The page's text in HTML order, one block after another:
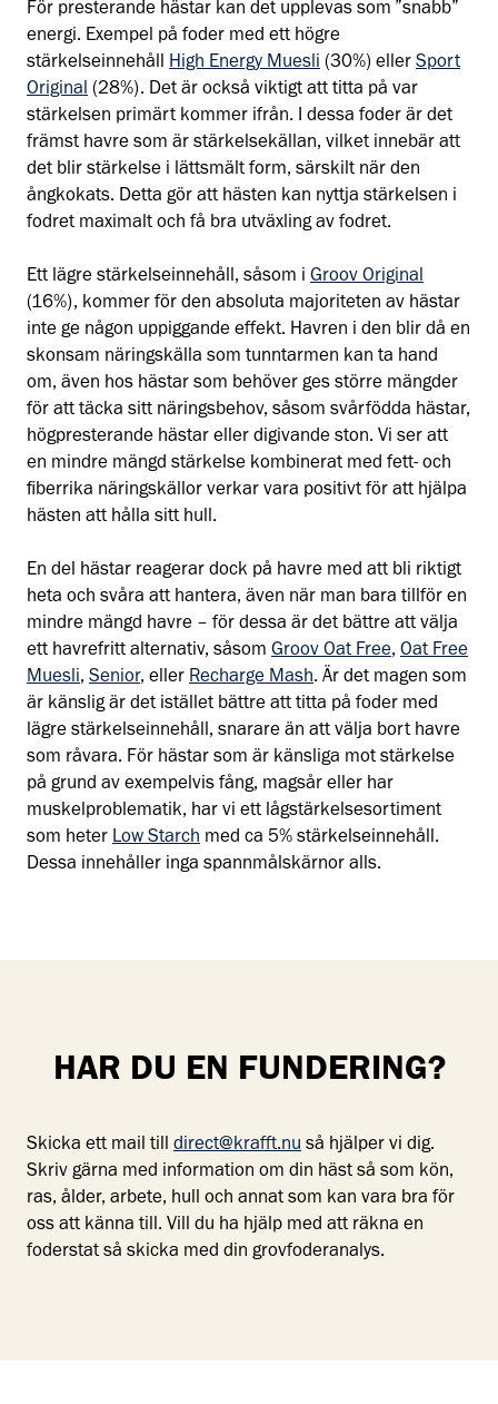
För presterande hästar kan det upplevas som ”snabb”
energi. Exempel på foder med ett högre
stärkelseinnehåll High Energy Muesli (30%) eller Sport
Original (28%). Det är också viktigt att titta på var
stärkelsen primärt kommer ifrån. I dessa foder är det
främst havre som är stärkelsekällan, vilket innebär att
det blir stärkelse i lättsmält form, särskilt när den
ångkokats. Detta gör att hästen kan nyttja stärkelsen i
fodret maximalt och få bra utväxling av fodret.
Ett lägre stärkelseinnehåll, såsom i Groov Original
(16%), kommer för den absoluta majoriteten av hästar
inte ge någon uppiggande effekt. Havren i den blir då en
skonsam näringskälla som tunntarmen kan ta hand
om, även hos hästar som behöver ges större mängder
för att täcka sitt näringsbehov, såsom svårfödda hästar,
högpresterande hästar eller digivande ston. Vi ser att
en mindre mängd stärkelse kombinerat med fett- och
fiberrika näringskällor verkar vara positivt för att hjälpa
hästen att hålla sitt hull.
En del hästar reagerar dock på havre med att bli riktigt
heta och svåra att hantera, även när man bara tillför en
mindre mängd havre – för dessa är det bättre att välja
ett havrefritt alternativ, såsom Groov Oat Free, Oat Free
Muesli, Senior, eller Recharge Mash. Är det magen som
är känslig är det istället bättre att titta på foder med
lägre stärkelseinnehåll, snarare än att välja bort havre
som råvara. För hästar som är känsliga mot stärkelse
på grund av exempelvis fång, magsår eller har
muskelproblematik, har vi ett lågstärkelsesortiment
som heter Low Starch med ca 5% stärkelseinnehåll.
Dessa innehåller inga spannmålskärnor alls.
HAR DU EN FUNDERING?
Skicka ett mail till direct@krafft.nu så hjälper vi dig.
Skriv gärna med information om din häst så som kön,
ras, ålder, arbete, hull och annat som kan vara bra för
oss att känna till. Vill du ha hjälp med att räkna en
foderstat så skicka med din grovfoderanalys.